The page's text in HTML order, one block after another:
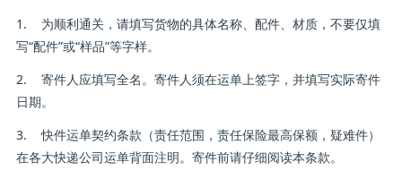
1. 为顺利通关，请填写货物的具体名称、配件、材质，不要仅填
写“配件”或“样品”等字样。
2. 寄件人应填写全名。寄件人须在运单上签字，并填写实际寄件
日期。
3. 快件运单契约条款（责任范围，责任保险最高保额，疑难件）
在各大快递公司运单背面注明。寄件前请仔细阅读本条款。